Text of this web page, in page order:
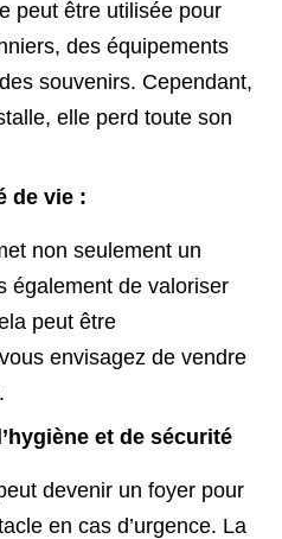
peut être utilisée pour
des équipements
souvenirs. Cependant,
elle perd toute son
de vie :
non seulement un
également de valoriser
peut être
envisagez de vendre
et de sécurité
devenir un foyer pour
en cas d’urgence. La